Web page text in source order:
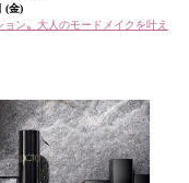
(金)
ョン〟大人のモードメイクを叶え